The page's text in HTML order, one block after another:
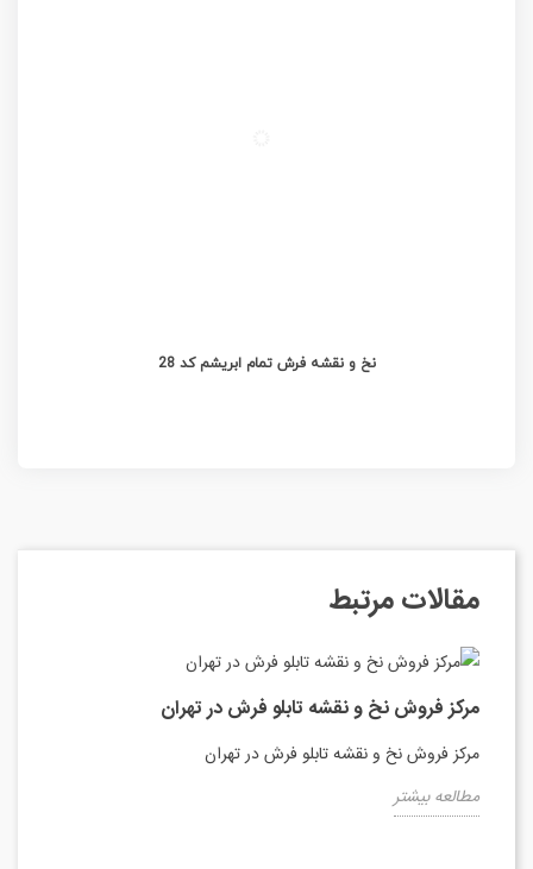
نخ و نقشه فرش تمام ابریشم کد 28
مقالات مرتبط
مرکز فروش نخ و نقشه تابلو فرش در تهران
مرکز فروش نخ و نقشه تابلو فرش در تهران
مطالعه بیشتر